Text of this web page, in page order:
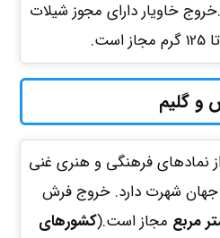
خاویار دارای مجوز شیلات
و گلیم
نمادهای فرهنگی و هنری غنی
جهان شهرت دارد. خروج فرش
مربع مجاز است.(کشورهای